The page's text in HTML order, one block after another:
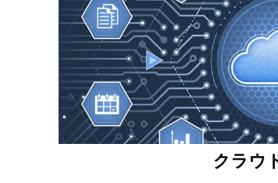
クラウ